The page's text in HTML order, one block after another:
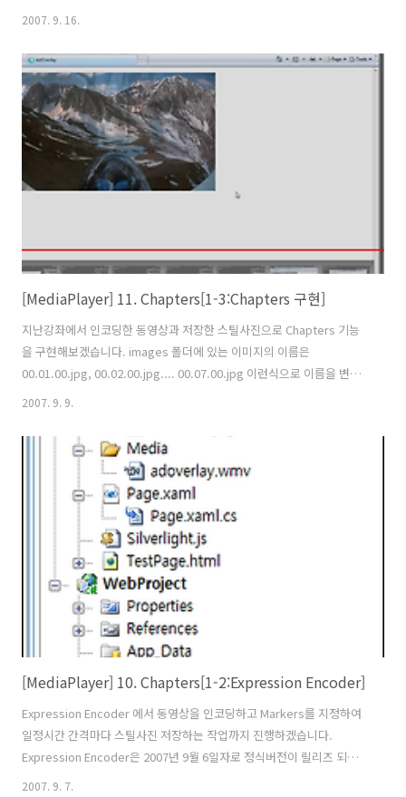
blend-2-september-preview-is-now-available.aspx 다운로드
key=blend2preview
2007. 9. 16.
[MediaPlayer] 11. Chapters[1-3:Chapters 구현]
지난강좌에서 인코딩한 동영상과 저장한 스틸사진으로 Chapters 기능
을 구현해보겠습니다. images 폴더에 있는 이미지의 이름은
00.01.00.jpg, 00.02.00.jpg.... 00.07.00.jpg 이런식으로 이름을 변경
합니다. Chapters 의 7개의 Image 컨트롤에 하드코딩으로 이미지경로
니다. 7개의 이벤트 모두 동일한 코드가 들어가 있습니다.
MultiMedia.Position = TimeSpan.FromSeconds(60) 동영상 시작시
점에서 60초의 지났을때의 위치를 MediaElement의 Position속성에
값을 할당합니다. OnPlay_MouseLeftButtonDown(sender, null)
2007. 9. 9.
[MediaPlayer] 10. Chapters[1-2:Expression Encoder]
Expression Encoder 에서 동영상을 인코딩하고 Markers를 지정하여
일정시간 간격마다 스틸사진 저장하는 작업까지 진행하겠습니다.
Expression Encoder은 2007년 9월 6일자로 정식버전이 릴리즈 되었
습니다. 720p 수준의 고화질 HD영상을 지원하며 Overlay 기능을 통한
2007. 9. 7.